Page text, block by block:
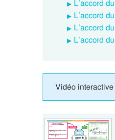
L’accord
L’accord
L’accord
L’accord
Vidéo